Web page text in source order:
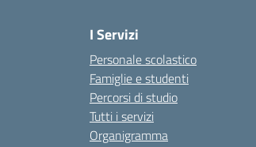
I Servizi
Personale scolastico
Famiglie e studenti
Percorsi di studio
Tutti i servizi
Organigramma